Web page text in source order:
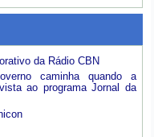
da Rádio CBN
caminha quando a
ao programa Jornal da